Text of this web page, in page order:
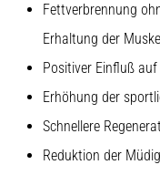
Fettverbrennung
Erhaltung der
Positiver Einfluß
Erhöhung der
Schnellere
Reduktion der